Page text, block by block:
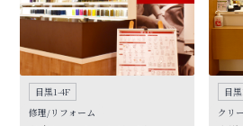
目黒1-4F
修理/リフォーム
目
クリ